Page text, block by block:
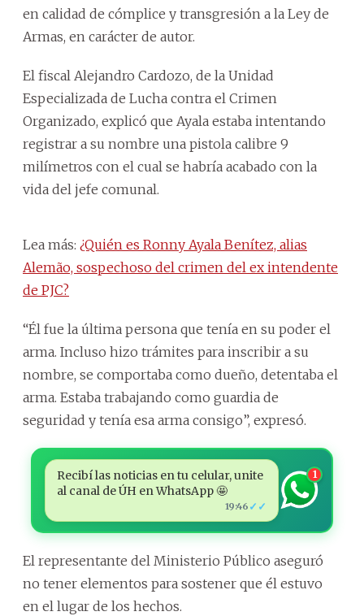
en calidad de cómplice y transgresión a la Ley de
Armas, en carácter de autor.
El fiscal Alejandro Cardozo, de la Unidad
Especializada de Lucha contra el Crimen
Organizado, explicó que Ayala estaba intentando
registrar a su nombre una pistola calibre 9
milímetros con el cual se habría acabado con la
vida del jefe comunal.
Lea más: ¿Quién es Ronny Ayala Benítez, alias
Alemão, sospechoso del crimen del ex intendente
de PJC?
“Él fue la última persona que tenía en su poder el
arma. Incluso hizo trámites para inscribir a su
nombre, se comportaba como dueño, detentaba el
arma. Estaba trabajando como guardia de
seguridad y tenía esa arma consigo”, expresó.
Recibí las noticias en tu celular, unite
al canal de ÚH en WhatsApp 🤩
19:46 ✓✓
1
El representante del Ministerio Público aseguró
no tener elementos para sostener que él estuvo
en el lugar de los hechos.